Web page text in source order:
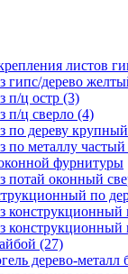
листов
гипс/дерево
п/ц остр (3)
п/ц сверло (4)
по дереву
по металлу
фурнитуры
потай оконный
по
конструкционный
конструкционный
(27)
дерево-металл